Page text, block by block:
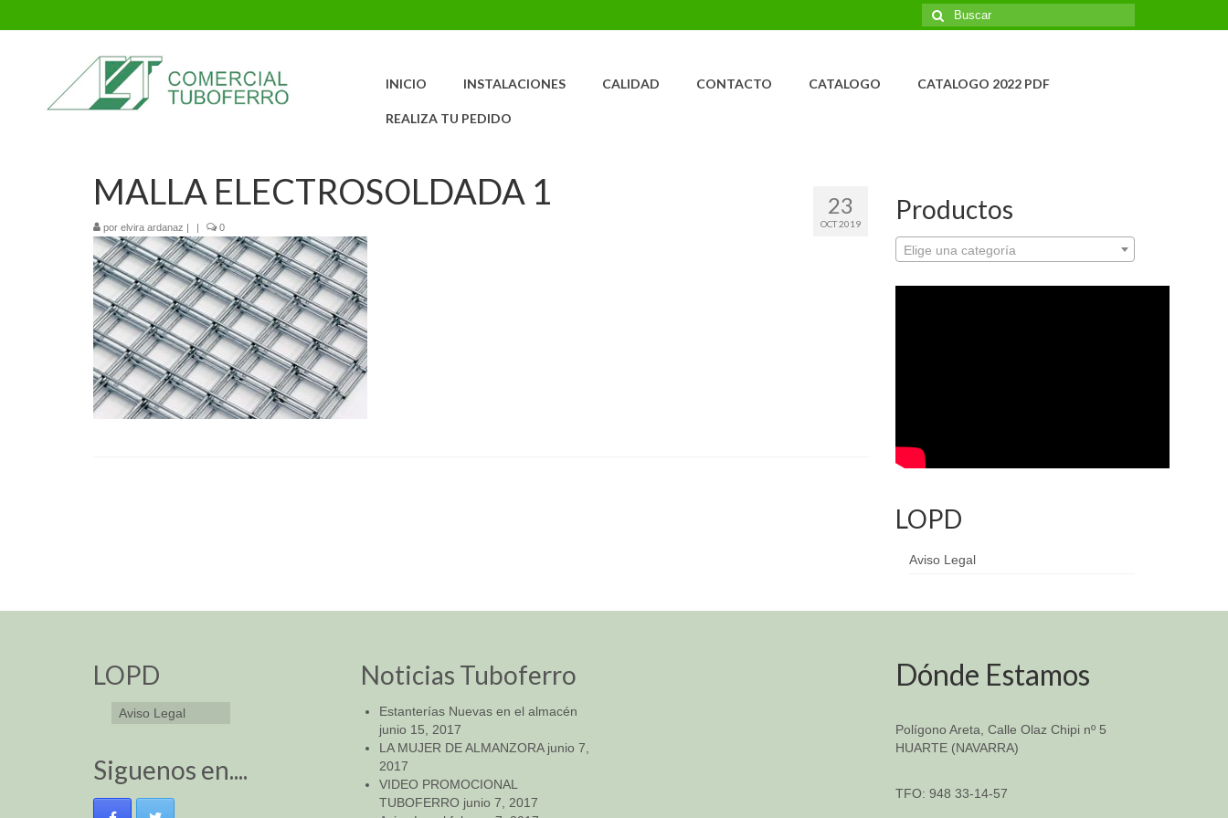
Buscar
por:
INICIO INSTALACIONES CALIDAD CONTACTO CATALOGO CATALOGO 2022 PDF
REALIZA TU PEDIDO
23
OCT 2019
MALLA ELECTROSOLDADA 1
por elvira ardanaz | | 0
Productos
Elige una categoría
LOPD
Aviso Legal
LOPD
Aviso Legal
Siguenos en....
Noticias Tuboferro
Estanterías Nuevas en el almacén
junio 15, 2017
LA MUJER DE ALMANZORA junio 7,
2017
VIDEO PROMOCIONAL
TUBOFERRO junio 7, 2017
Dónde Estamos
Polígono Areta, Calle Olaz Chipi nº 5
HUARTE (NAVARRA)
TFO: 948 33-14-57